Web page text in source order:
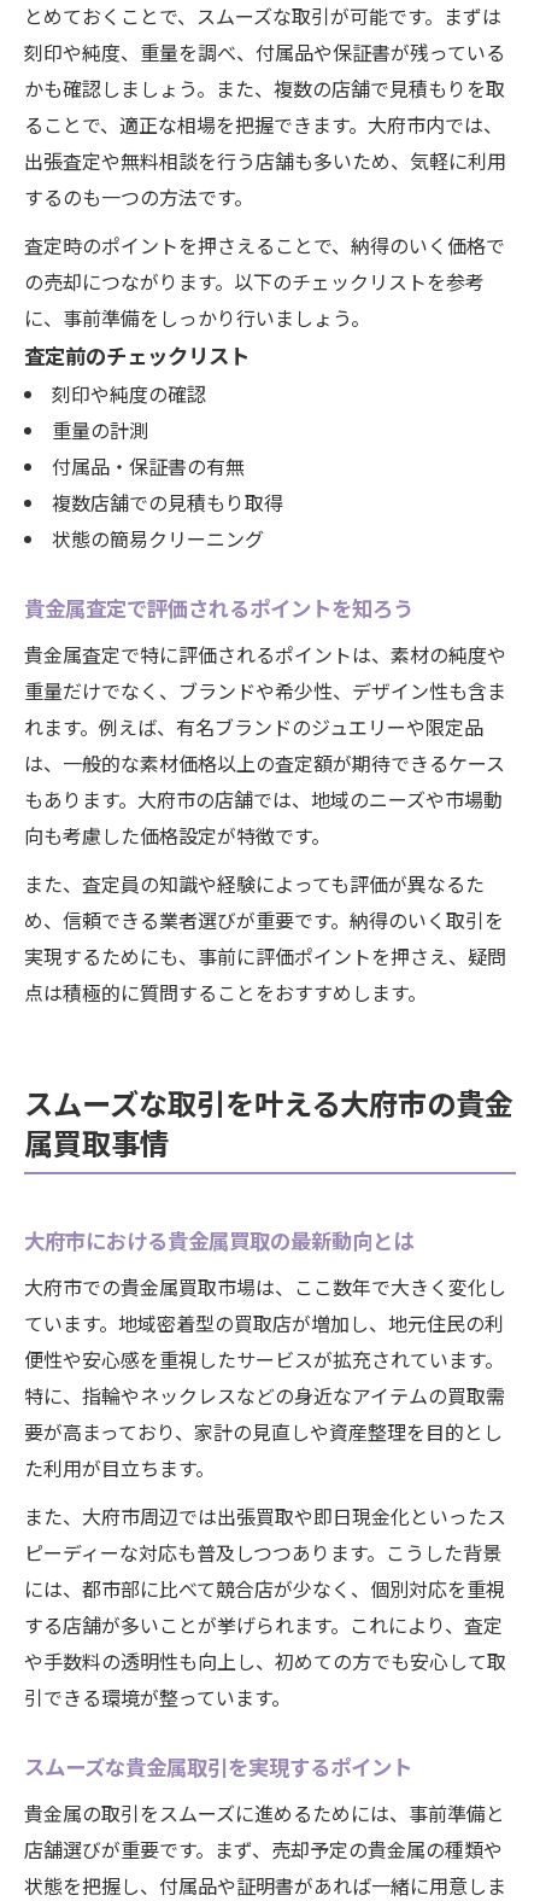
とめておくことで、スムーズな取引が可能です。まずは
刻印や純度、重量を調べ、付属品や保証書が残っている
かも確認しましょう。また、複数の店舗で見積もりを取
ることで、適正な相場を把握できます。大府市内では、
出張査定や無料相談を行う店舗も多いため、気軽に利用
するのも一つの方法です。
査定時のポイントを押さえることで、納得のいく価格で
の売却につながります。以下のチェックリストを参考
に、事前準備をしっかり行いましょう。
査定前のチェックリスト
刻印や純度の確認
重量の計測
付属品・保証書の有無
複数店舗での見積もり取得
状態の簡易クリーニング
貴金属査定で評価されるポイントを知ろう
貴金属査定で特に評価されるポイントは、素材の純度や
重量だけでなく、ブランドや希少性、デザイン性も含ま
れます。例えば、有名ブランドのジュエリーや限定品
は、一般的な素材価格以上の査定額が期待できるケース
もあります。大府市の店舗では、地域のニーズや市場動
向も考慮した価格設定が特徴です。
また、査定員の知識や経験によっても評価が異なるた
め、信頼できる業者選びが重要です。納得のいく取引を
実現するためにも、事前に評価ポイントを押さえ、疑問
点は積極的に質問することをおすすめします。
スムーズな取引を叶える大府市の貴金
属買取事情
大府市における貴金属買取の最新動向とは
大府市での貴金属買取市場は、ここ数年で大きく変化し
ています。地域密着型の買取店が増加し、地元住民の利
便性や安心感を重視したサービスが拡充されています。
特に、指輪やネックレスなどの身近なアイテムの買取需
要が高まっており、家計の見直しや資産整理を目的とし
た利用が目立ちます。
また、大府市周辺では出張買取や即日現金化といったス
ピーディーな対応も普及しつつあります。こうした背景
には、都市部に比べて競合店が少なく、個別対応を重視
する店舗が多いことが挙げられます。これにより、査定
や手数料の透明性も向上し、初めての方でも安心して取
引できる環境が整っています。
スムーズな貴金属取引を実現するポイント
貴金属の取引をスムーズに進めるためには、事前準備と
店舗選びが重要です。まず、売却予定の貴金属の種類や
状態を把握し、付属品や証明書があれば一緒に用意しま